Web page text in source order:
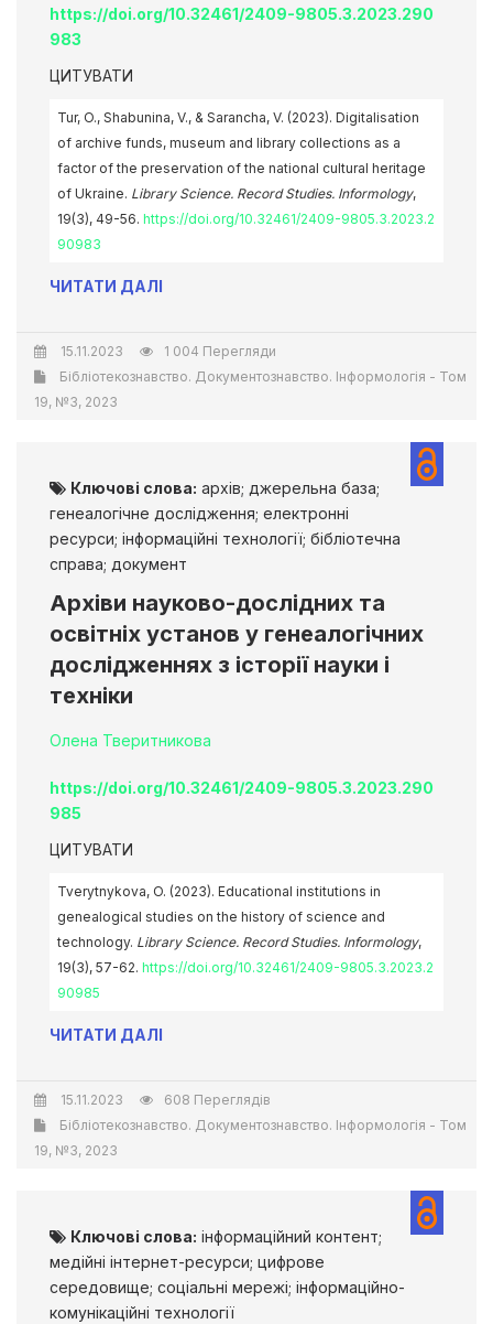
https://doi.org/10.32461/2409-9805.3.2023.290
983
ЦИТУВАТИ
Tur, O., Shabunina, V., & Sarancha, V. (2023). Digitalisation
of archive funds, museum and library collections as a
factor of the preservation of the national cultural heritage
of Ukraine. Library Science. Record Studies. Informology,
19(3), 49-56. https://doi.org/10.32461/2409-9805.3.2023.2
90983
ЧИТАТИ ДАЛІ
15.11.2023
1 004 Перегляди
Бібліотекознавство. Документознавство. Інформологія - Том
19, №3, 2023
Ключові слова: архів; джерельна база;
генеалогічне дослідження; електронні
ресурси; інформаційні технології; бібліотечна
справа; документ
Архіви науково-дослідних та
освітніх установ у генеалогічних
дослідженнях з історії науки і
техніки
Олена Тверитникова
https://doi.org/10.32461/2409-9805.3.2023.290
985
ЦИТУВАТИ
Tverytnykova, O. (2023). Educational institutions in
genealogical studies on the history of science and
technology. Library Science. Record Studies. Informology,
19(3), 57-62. https://doi.org/10.32461/2409-9805.3.2023.2
90985
ЧИТАТИ ДАЛІ
15.11.2023
608 Переглядів
Бібліотекознавство. Документознавство. Інформологія - Том
19, №3, 2023
Ключові слова: інформаційний контент;
медійні інтернет-ресурси; цифрове
середовище; соціальні мережі; інформаційно-
комунікаційні технології